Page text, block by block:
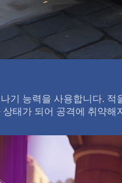
기 능력을 사용합니다.
태가 되어 공격에 취약